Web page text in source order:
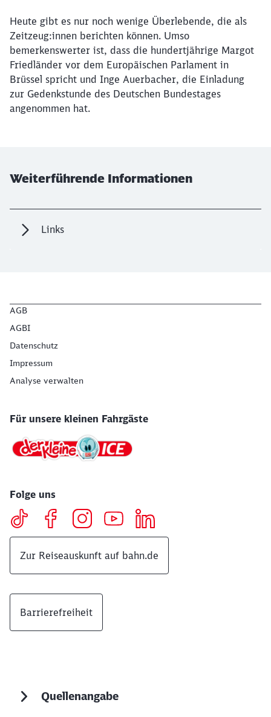
Heute gibt es nur noch wenige Überlebende, die als
Zeitzeug:innen berichten können. Umso
bemerkenswerter ist, dass die hundertjährige Margot
Friedländer vor dem Europäischen Parlament in
Brüssel spricht und Inge Auerbacher, die Einladung
zur Gedenkstunde des Deutschen Bundestages
angenommen hat.
Weiterführende Informationen
Links
AGB
AGBI
Datenschutz
Impressum
Analyse verwalten
Für unsere kleinen Fahrgäste
Folge uns
Zur Reiseauskunft auf bahn.de
Barrierefreiheit
Quellenangabe